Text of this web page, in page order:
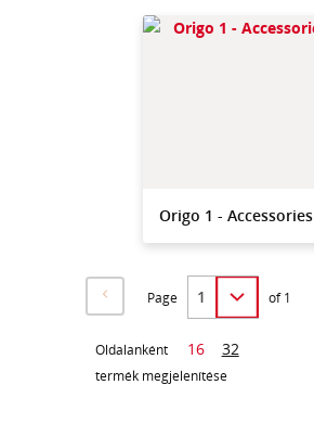
Origo 1 - Accessories
Page of 1
Oldalanként 16 32
termék megjelenítése